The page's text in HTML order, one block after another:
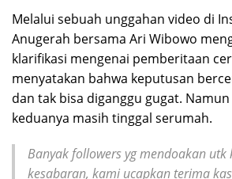
Melalui sebuah unggahan video di
Anugerah bersama Ari Wibowo
klarifikasi mengenai pemberitaan
menyatakan bahwa keputusan
dan tak bisa diganggu gugat.
keduanya masih tinggal serumah.
Banyak followers yg mendoakan utk
kesabaran, kami ucapkan terima